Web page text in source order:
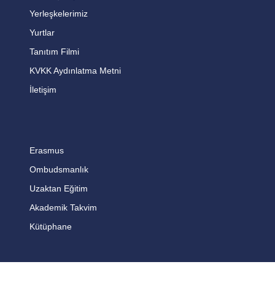
Yerleşkelerimiz
Yurtlar
Tanıtım Filmi
KVKK Aydınlatma Metni
İletişim
Erasmus
Ombudsmanlık
Uzaktan Eğitim
Akademik Takvim
Kütüphane